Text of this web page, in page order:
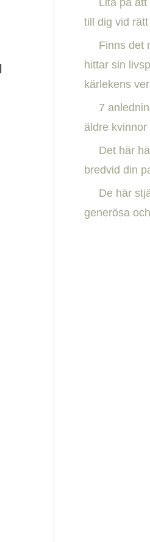
f
r
:
Lita på
till dig vid
Finns det
hittar sin
kärlekens
7
äldre kvinnor
Det här
bredvid din
De här
generösa